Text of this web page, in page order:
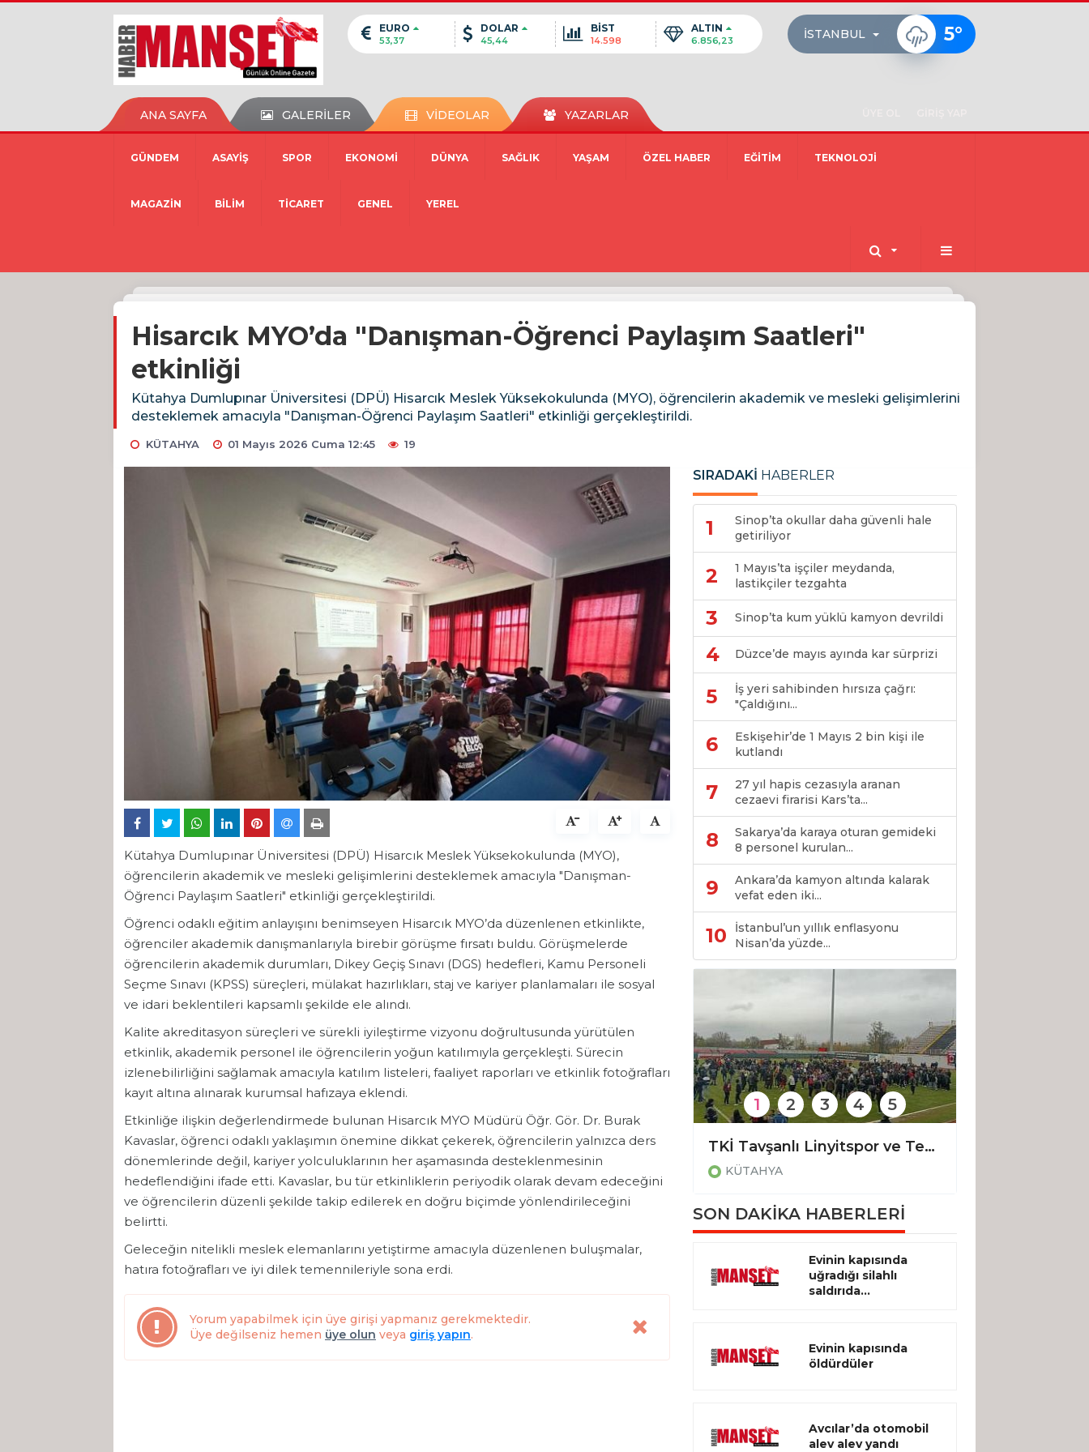
EURO
53,37
DOLAR
45,44
BİST
14.598
ALTIN
6.856,23 İSTANBUL 5°
ANA SAYFA GALERİLER VİDEOLAR YAZARLAR
GÜNDEM ASAYİŞ SPOR EKONOMİ DÜNYA SAĞLIK YAŞAM ÖZEL HABER EĞİTİM TEKNOLOJİ
MAGAZİN BİLİM TİCARET GENEL YEREL
Hisarcık MYO’da "Danışman-Öğrenci Paylaşım Saatleri"
etkinliği
Kütahya Dumlupınar Üniversitesi (DPÜ) Hisarcık Meslek Yüksekokulunda (MYO), öğrencilerin akademik ve mesleki gelişimlerini
desteklemek amacıyla "Danışman-Öğrenci Paylaşım Saatleri" etkinliği gerçekleştirildi.
KÜTAHYA 01 Mayıs 2026 Cuma 12:45 19
Kütahya Dumlupınar Üniversitesi (DPÜ) Hisarcık Meslek Yüksekokulunda (MYO),
öğrencilerin akademik ve mesleki gelişimlerini desteklemek amacıyla "Danışman-
Öğrenci Paylaşım Saatleri" etkinliği gerçekleştirildi.
Öğrenci odaklı eğitim anlayışını benimseyen Hisarcık MYO’da düzenlenen etkinlikte,
öğrenciler akademik danışmanlarıyla birebir görüşme fırsatı buldu. Görüşmelerde
öğrencilerin akademik durumları, Dikey Geçiş Sınavı (DGS) hedefleri, Kamu Personeli
Seçme Sınavı (KPSS) süreçleri, mülakat hazırlıkları, staj ve kariyer planlamaları ile sosyal
ve idari beklentileri kapsamlı şekilde ele alındı.
Kalite akreditasyon süreçleri ve sürekli iyileştirme vizyonu doğrultusunda yürütülen
etkinlik, akademik personel ile öğrencilerin yoğun katılımıyla gerçekleşti. Sürecin
izlenebilirliğini sağlamak amacıyla katılım listeleri, faaliyet raporları ve etkinlik fotoğrafları
kayıt altına alınarak kurumsal hafızaya eklendi.
Etkinliğe ilişkin değerlendirmede bulunan Hisarcık MYO Müdürü Öğr. Gör. Dr. Burak
Kavaslar, öğrenci odaklı yaklaşımın önemine dikkat çekerek, öğrencilerin yalnızca ders
dönemlerinde değil, kariyer yolculuklarının her aşamasında desteklenmesinin
hedeflendiğini ifade etti. Kavaslar, bu tür etkinliklerin periyodik olarak devam edeceğini
ve öğrencilerin düzenli şekilde takip edilerek en doğru biçimde yönlendirileceğini
belirtti.
Geleceğin nitelikli meslek elemanlarını yetiştirme amacıyla düzenlenen buluşmalar,
hatıra fotoğrafları ve iyi dilek temennileriyle sona erdi.
Yorum yapabilmek için üye girişi yapmanız gerekmektedir.
Üye değilseniz hemen üye olun veya giriş yapın.
SIRADAKİ HABERLER
1
Sinop’ta okullar daha güvenli hale
getiriliyor
2
1 Mayıs’ta işçiler meydanda,
lastikçiler tezgahta
3 Sinop’ta kum yüklü kamyon devrildi
4 Düzce’de mayıs ayında kar sürprizi
5
İş yeri sahibinden hırsıza çağrı:
"Çaldığını...
6
Eskişehir’de 1 Mayıs 2 bin kişi ile
kutlandı
7
27 yıl hapis cezasıyla aranan
cezaevi firarisi Kars’ta...
8
Sakarya’da karaya oturan gemideki
8 personel kurulan...
9
Ankara’da kamyon altında kalarak
vefat eden iki...
10
İstanbul’un yıllık enflasyonu
Nisan’da yüzde...
Emet’te kazan dairesi yangını TKİ Tavşanlı Linyitspor ve Tepecikspor 3. Lig yolunda
KÜTAHYA
1 2 3 4 5
SON DAKİKA HABERLERİ
Evinin kapısında
uğradığı silahlı
saldırıda...
Evinin kapısında
öldürdüler
Avcılar’da otomobil
alev alev yandı